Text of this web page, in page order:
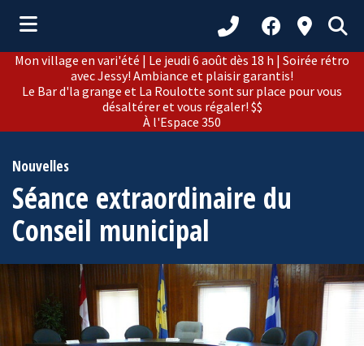
(Municipalité )
(Citoyens )
(Loisirs et culture )
(Développement )
(Tourisme )
Mon village en vari'été | Le jeudi 6 août dès 18 h | Soirée rétro
avec Jessy! Ambiance et plaisir garantis!
Le Bar d'la grange et La Roulotte sont sur place pour vous
désaltérer et vous régaler! $$
À l'Espace 350
Nouvelles
Séance extraordinaire du
Conseil municipal